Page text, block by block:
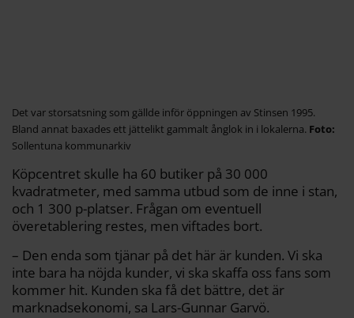
Det var storsatsning som gällde inför öppningen av Stinsen 1995.
Bland annat baxades ett jättelikt gammalt ånglok in i lokalerna.
Sollentuna kommunarkiv
Köpcentret skulle ha 60 butiker på 30 000
kvadratmeter, med samma utbud som de inne i stan,
och 1 300 p-platser. Frågan om eventuell
överetablering restes, men viftades bort.
– Den enda som tjänar på det här är kunden. Vi ska
inte bara ha nöjda kunder, vi ska skaffa oss fans som
kommer hit. Kunden ska få det bättre, det är
marknadsekonomi, sa Lars-Gunnar Garvö.